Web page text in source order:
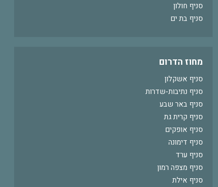
סניף חולון
סניף בת ים
מחוז הדרום
סניף אשקלון
סניף נתיבות-שדרות
סניף באר שבע
סניף קרית גת
סניף אופקים
סניף דימונה
סניף ערד
סניף מצפה רמון
סניף אילת